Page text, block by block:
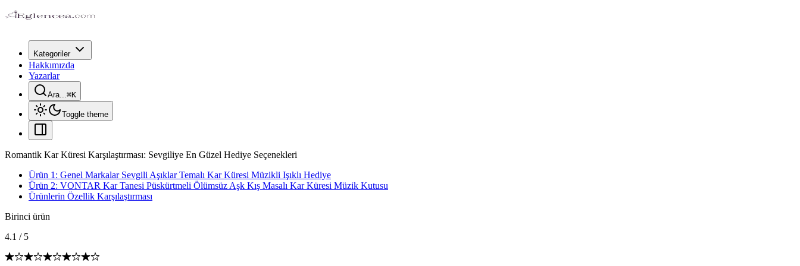
Kategoriler
Hakkımızda
Yazarlar
Ara...⌘K
Toggle theme
Romantik Kar Küresi Karşılaştırması: Sevgiliye En Güzel Hediye Seçenekleri
Ürün 1: Genel Markalar Sevgili Aşıklar Temalı Kar Küresi Müzikli Işıklı Hediye
Ürün 2: VONTAR Kar Tanesi Püskürtmeli Ölümsüz Aşk Kış Masalı Kar Küresi Müzik Kutusu
Ürünlerin Özellik Karşılaştırması
Birinci ürün
4.1 / 5